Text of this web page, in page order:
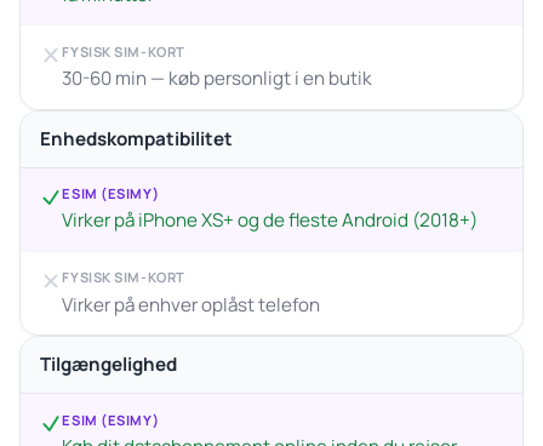
FYSISK SIM-KORT
30-60 min — køb personligt i en butik
Enhedskompatibilitet
ESIM (ESIMY)
Virker på iPhone XS+ og de fleste Android (2018+)
FYSISK SIM-KORT
Virker på enhver oplåst telefon
Tilgængelighed
ESIM (ESIMY)